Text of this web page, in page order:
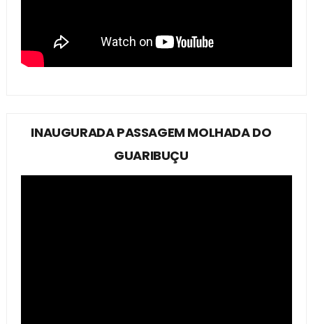
INAUGURADA PASSAGEM MOLHADA DO
GUARIBUÇU